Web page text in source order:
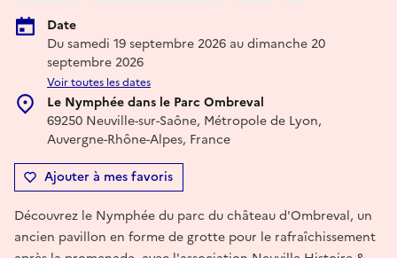
Date
Du samedi 19 septembre 2026 au dimanche 20
septembre 2026
Voir toutes les dates
Le Nymphée dans le Parc Ombreval
69250 Neuville-sur-Saône, Métropole de Lyon,
Auvergne-Rhône-Alpes, France
Ajouter à mes favoris
Découvrez le Nymphée du parc du château d'Ombreval, un
ancien pavillon en forme de grotte pour le rafraîchissement